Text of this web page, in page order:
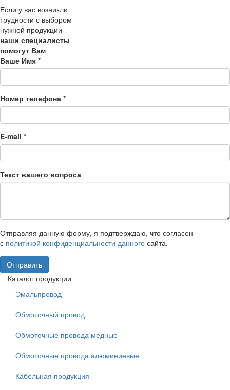
Если у вас возникли
трудности с выбором
нужной продукции
наши специалисты
помогут Вам
Ваше Имя *
Номер телефона *
E-mail *
Текст вашего вопроса
Отправляя данную форму, я подтверждаю, что согласен
с политикой конфиденциальности данного сайта.
Отправить
Каталог продукции
Эмальпровод
Обмоточный провод
Обмоточные провода медные
Обмоточные провода алюминиевые
Кабельная продукция